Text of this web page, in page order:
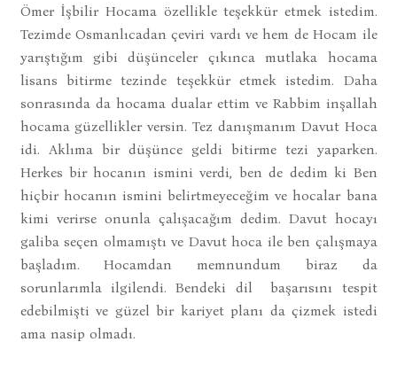
Ömer İşbilir Hocama özellikle teşekkür etmek istedim.
Tezimde Osmanlıcadan çeviri vardı ve hem de Hocam ile
yarıştığım gibi düşünceler çıkınca mutlaka hocama
lisans bitirme tezinde teşekkür etmek istedim. Daha
sonrasında da hocama dualar ettim ve Rabbim inşallah
hocama güzellikler versin. Tez danışmanım Davut Hoca
idi. Aklıma bir düşünce geldi bitirme tezi yaparken.
Herkes bir hocanın ismini verdi, ben de dedim ki Ben
hiçbir hocanın ismini belirtmeyeceğim ve hocalar bana
kimi verirse onunla çalışacağım dedim. Davut hocayı
galiba seçen olmamıştı ve Davut hoca ile ben çalışmaya
başladım. Hocamdan memnundum biraz da
sorunlarımla ilgilendi. Bendeki dil başarısını tespit
edebilmişti ve güzel bir kariyet planı da çizmek istedi
ama nasip olmadı.